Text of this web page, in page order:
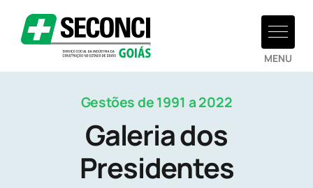
para
conteúdo
Gestões de 1991 a 2022
Galeria dos
Presidentes